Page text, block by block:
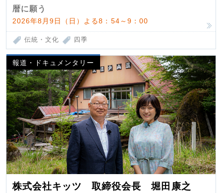
暦に願う
2026年8月9日（日）よる8：54～9：00
伝統・文化 四季
報道・ドキュメンタリー
株式会社キッツ 取締役会長 堀田康之